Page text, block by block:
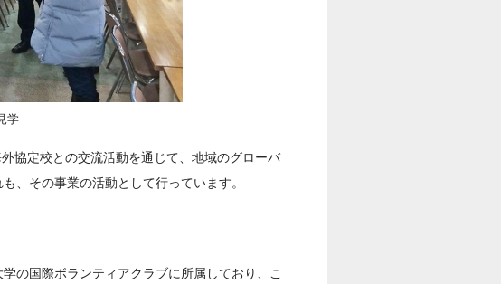
学
協定校との交流活動を通じて、地域のグローバ
、その事業の活動として行っています。
の国際ボランティアクラブに所属しており、こ